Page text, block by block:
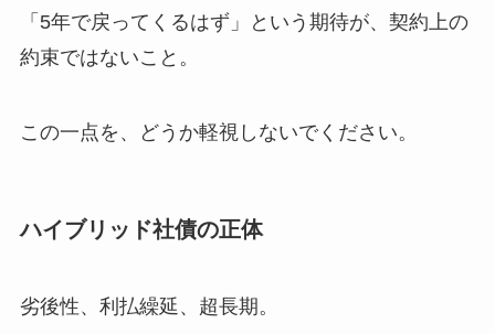
「5年で戻ってくるはず」という期待が、契約上の
約束ではないこと。
この一点を、どうか軽視しないでください。
ハイブリッド社債の正体
劣後性、利払繰延、超長期。